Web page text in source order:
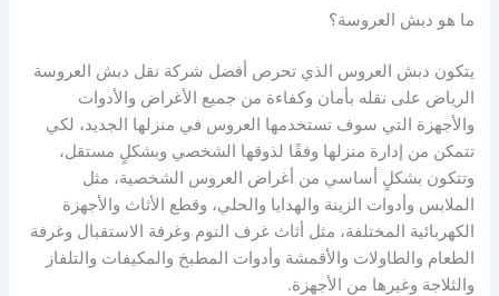
ما هو دبش العروسة؟
يتكون دبش العروس الذي تحرص أفضل شركة نقل دبش العروسة
الرياض على نقله بأمان وكفاءة من جميع الأغراض والأدوات
والأجهزة التي سوف تستخدمها العروس في منزلها الجديد، لكي
تتمكن من إدارة منزلها وفقًا لذوقها الشخصي وبشكلٍ مستقل،
وتتكون بشكلٍ أساسي من أغراض العروس الشخصية، مثل
الملابس وأدوات الزينة والهدايا والحلي، وقطع الأثاث والأجهزة
الكهربائية المختلفة، مثل أثاث غرف النوم وغرفة الاستقبال وغرفة
الطعام والطاولات والأقمشة وأدوات المطبخ والمكيفات والتلفاز
والثلاجة وغيرها من الأجهزة.